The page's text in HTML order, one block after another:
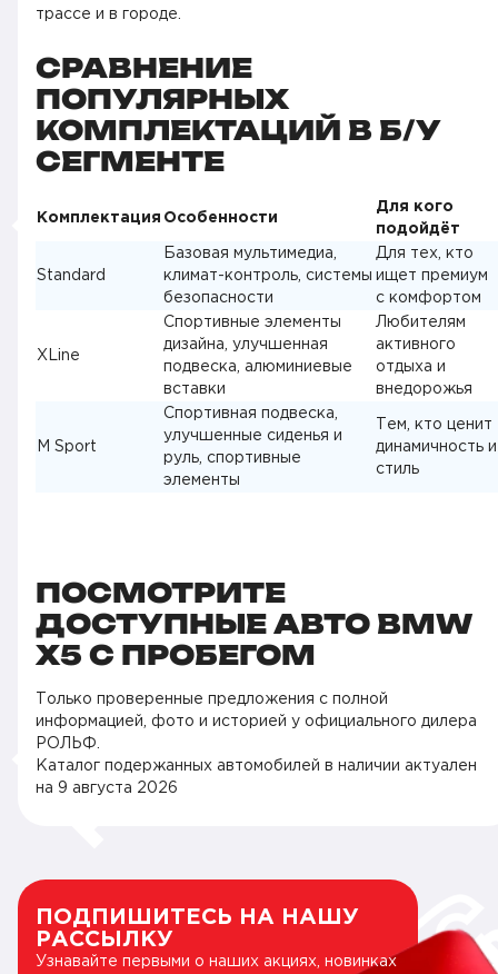
трассе и в городе.
СРАВНЕНИЕ
ПОПУЛЯРНЫХ
КОМПЛЕКТАЦИЙ В Б/У
СЕГМЕНТЕ
Комплектация Особенности
Для кого
подойдёт
Standard
Базовая мультимедиа,
климат-контроль, системы
безопасности
Для тех, кто
ищет премиум
с комфортом
XLine
Спортивные элементы
дизайна, улучшенная
подвеска, алюминиевые
вставки
Любителям
активного
отдыха и
внедорожья
M Sport
Спортивная подвеска,
улучшенные сиденья и
руль, спортивные
элементы
Тем, кто ценит
динамичность и
стиль
ПОСМОТРИТЕ
ДОСТУПНЫЕ АВТО BMW
X5 С ПРОБЕГОМ
Только проверенные предложения с полной
информацией, фото и историей у официального дилера
РОЛЬФ.
Каталог подержанных автомобилей в наличии актуален
на 9 августа 2026
ПОДПИШИТЕСЬ НА НАШУ
РАССЫЛКУ
Узнавайте первыми о наших акциях, новинках